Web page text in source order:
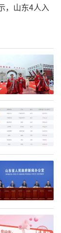
协会第六届理
，山东4人入